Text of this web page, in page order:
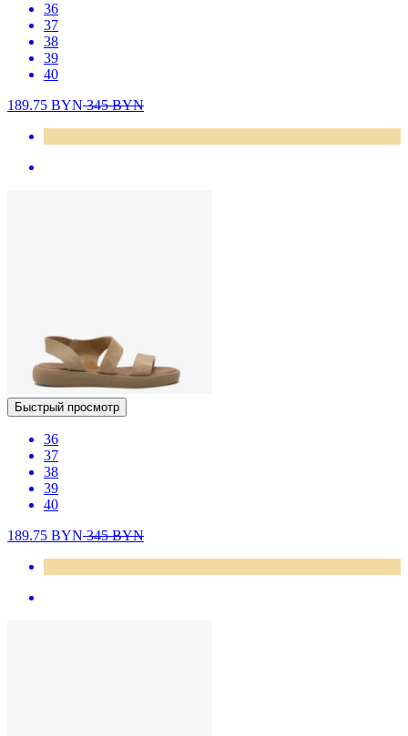
36
37
38
39
40
189.75 BYN345BYN
Быстрый просмотр
36
37
38
39
40
189.75 BYN345BYN